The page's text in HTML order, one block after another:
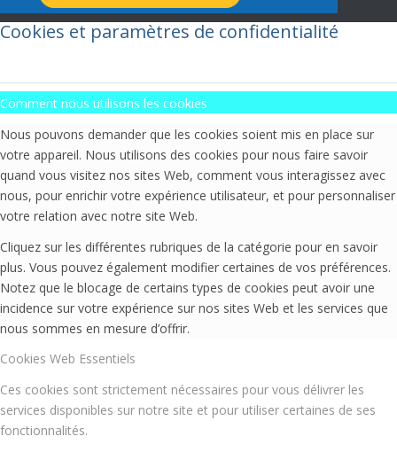
Cookies et paramètres de confidentialité
Comment nous utilisons les cookies
Nous pouvons demander que les cookies soient mis en place sur
votre appareil. Nous utilisons des cookies pour nous faire savoir
quand vous visitez nos sites Web, comment vous interagissez avec
nous, pour enrichir votre expérience utilisateur, et pour personnaliser
votre relation avec notre site Web.
Cliquez sur les différentes rubriques de la catégorie pour en savoir
plus. Vous pouvez également modifier certaines de vos préférences.
Notez que le blocage de certains types de cookies peut avoir une
incidence sur votre expérience sur nos sites Web et les services que
nous sommes en mesure d’offrir.
Cookies Web Essentiels
Ces cookies sont strictement nécessaires pour vous délivrer les
services disponibles sur notre site et pour utiliser certaines de ses
fonctionnalités.